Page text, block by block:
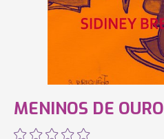
MENINOS DE OURO